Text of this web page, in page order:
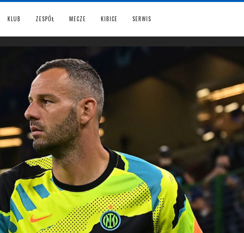
KLUB ZESPÓŁ MECZE KIBICE SERWIS